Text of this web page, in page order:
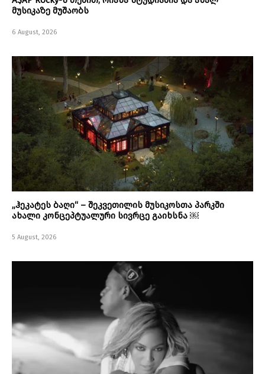
მუსიკაზე მუშაობს
6 August, 2026
„ჰეკატეს ბაღი“ – შეკვეთილის მუსიკოსთა პარკში
ახალი კონცეპტუალური სივრცე გაიხსნა ￼
5 August, 2026